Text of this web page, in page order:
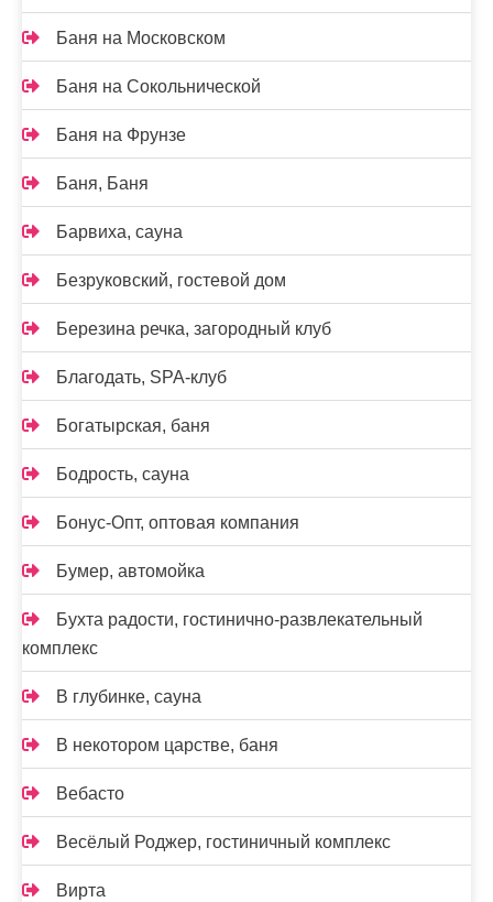
Баня на Московском
Баня на Сокольнической
Баня на Фрунзе
Баня, Баня
Барвиха, сауна
Безруковский, гостевой дом
Березина речка, загородный клуб
Благодать, SPA-клуб
Богатырская, баня
Бодрость, сауна
Бонус-Опт, оптовая компания
Бумер, автомойка
Бухта радости, гостинично-развлекательный
комплекс
В глубинке, сауна
В некотором царстве, баня
Вебасто
Весёлый Роджер, гостиничный комплекс
Вирта